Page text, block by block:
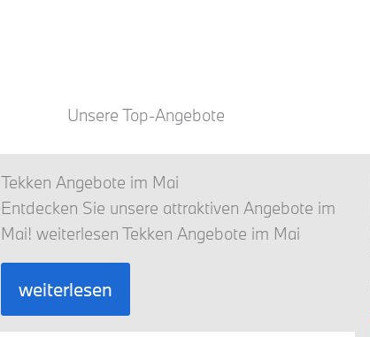
Unsere Top-Angebote
Tekken Angebote im Mai
Entdecken Sie unsere attraktiven Angebote im
Mai! weiterlesen Tekken Angebote im Mai
weiterlesen